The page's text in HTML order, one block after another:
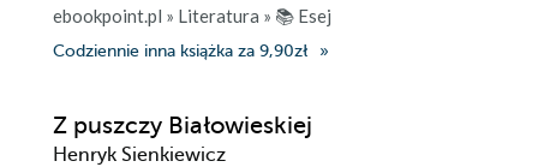
ebookpoint.pl » Literatura » 📚 Esej
Codziennie inna książka za 9,90zł
Z puszczy Białowieskiej
Henryk Sienkiewicz